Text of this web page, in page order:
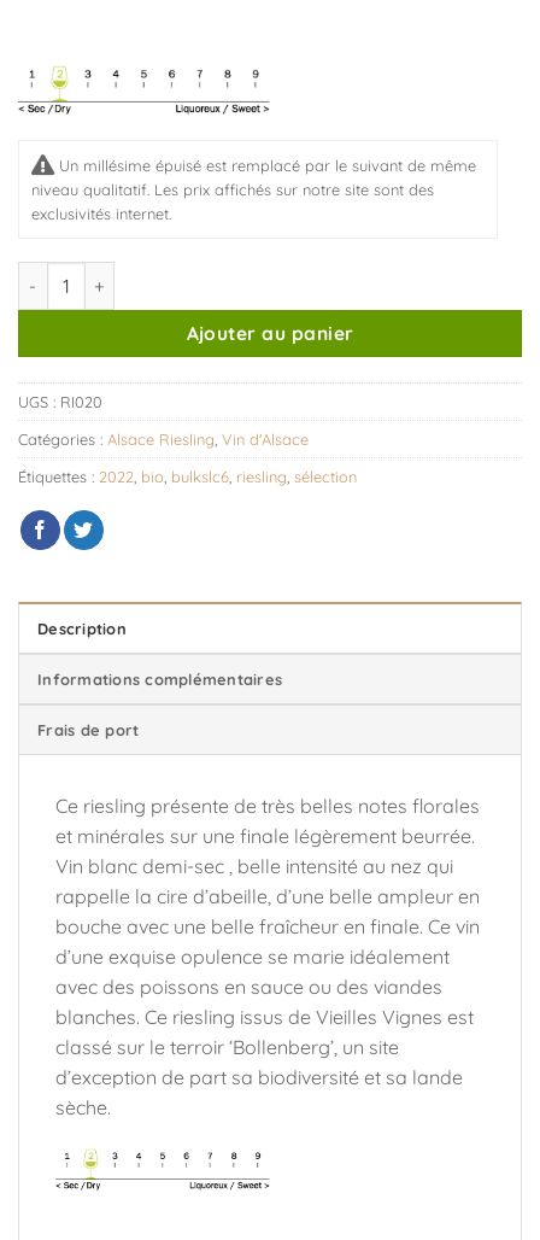
Un millésime épuisé est remplacé par le suivant de même
niveau qualitatif. Les prix affichés sur notre site sont des
exclusivités internet.
quantité de Alsace Riesling Sélection Bio 2022 (750ml)
Ajouter au panier
UGS : RI020
Catégories : Alsace Riesling, Vin d'Alsace
Étiquettes : 2022, bio, bulkslc6, riesling, sélection
Description
Informations complémentaires
Frais de port
Ce riesling présente de très belles notes florales
et minérales sur une finale légèrement beurrée.
Vin blanc demi-sec , belle intensité au nez qui
rappelle la cire d’abeille, d’une belle ampleur en
bouche avec une belle fraîcheur en finale. Ce vin
d’une exquise opulence se marie idéalement
avec des poissons en sauce ou des viandes
blanches. Ce riesling issus de Vieilles Vignes est
classé sur le terroir ‘Bollenberg’, un site
d’exception de part sa biodiversité et sa lande
sèche.